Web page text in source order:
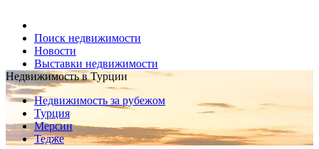
Поиск недвижимости
Новости
Выставки недвижимости
Недвижимость в Турции
Недвижимость за рубежом
Турция
Мерсин
Тедже